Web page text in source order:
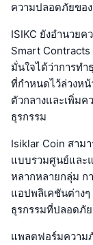
ความปลอดภัยขอ
ISIKC ยังอำนวย
Smart
มั่นใจได้ว่าการทำ
ที่กำหนดไว้ล่วงห
ตัวกลางและเพิ่ม
ธุรกรรม
Isiklar Coin สาม
แบบรวมศูนย์และ
หลากหลายกลุ่ม ก
แอปพลิเคชันต่าง
ธุรกรรมที่ปลอดภัย
แพลตฟอร์มความ